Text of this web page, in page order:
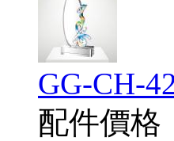
GG-CH-
配件價格